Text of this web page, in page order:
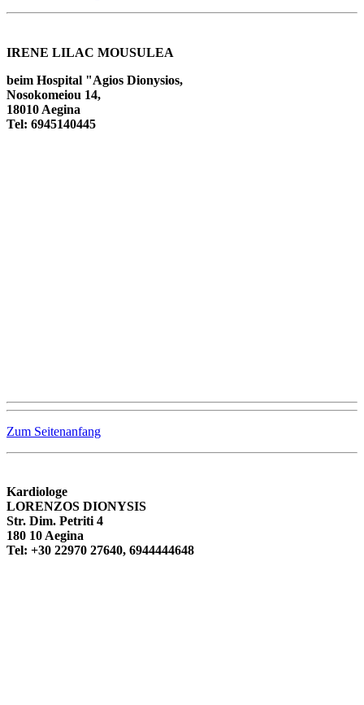
IRENE LILAC MOUSULEA
beim Hospital "Agios Dionysios,
Nosokomeiou 14,
18010 Aegina
Tel: 6945140445
Zum Seitenanfang
Kardiologe
LORENZOS DIONYSIS
Str. Dim. Petriti 4
180 10 Aegina
Tel: +30 22970 27640, 6944444648